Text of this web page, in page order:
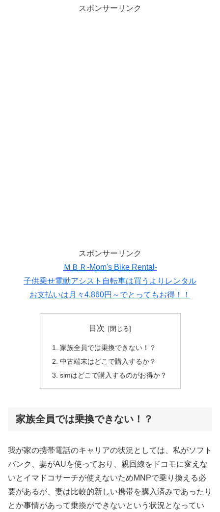
スポンサーリンク
スポンサーリンク
ＭＢＲ-Mom's Bike Rental-
子供乗せ電動アシスト自転車は買うよりレンタル
お支払いは月々4,860円～でとってもお得！！
目次
家族全員では乗換できない！？
中古端末はどこで購入するか？
simはどこで購入するのがお得か？
家族全員では乗換できない！？
我が家の携帯電話のキャリアの状況としては、私がソフト
バンク、妻がAUを使っており、親回線をドコモに変えな
いとイマドコサーチが使えないためMNPで乗り換える必
要があるが、妻は比較的新しい携帯を購入済みであったり
とか事情があって乗換ができないという状況となってい